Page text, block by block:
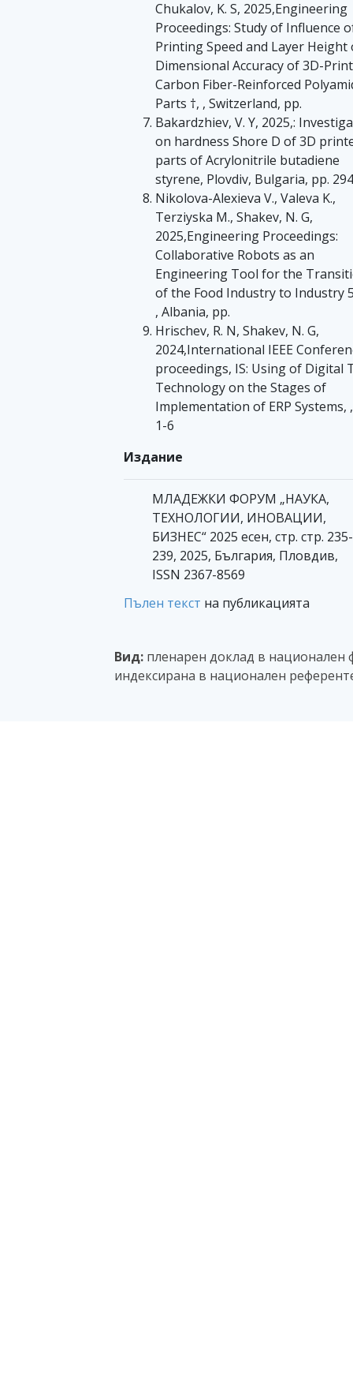
Chukalov, K. S, 2025,Engineering
Proceedings: Study of Influence
Printing Speed and Layer Height
Dimensional Accuracy of 3D-
Carbon Fiber-Reinforced
Parts †, , Switzerland, pp.
Bakardzhiev, V. Y, 2025,:
on hardness Shore D of 3D
parts of Acrylonitrile butadiene
styrene, Plovdiv, Bulgaria, pp. 294
Nikolova-Alexieva V., Valeva K.,
Terziyska M., Shakev, N. G,
2025,Engineering Proceedings:
Collaborative Robots as an
Engineering Tool for the
of the Food Industry to Industry
, Albania, pp.
Hrischev, R. N, Shakev, N. G,
2024,International IEEE
proceedings, IS: Using of Digital
Technology on the Stages of
Implementation of ERP Systems,
1-6
Издание
МЛАДЕЖКИ ФОРУМ „НАУКА,
ТЕХНОЛОГИИ, ИНОВАЦИИ,
БИЗНЕС“ 2025 есен, стр. стр. 235-
239, 2025, България, Пловдив,
ISSN 2367-8569
Пълен текст на публикацията
Вид: пленарен доклад в национален
индексирана в национален